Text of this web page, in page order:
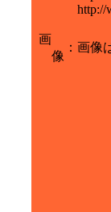
http://
画
像
： 画像